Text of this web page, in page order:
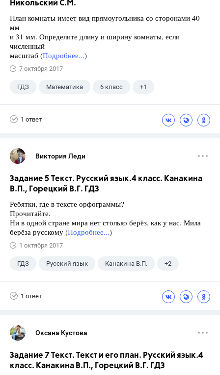
Никольский С.М.
План комнаты имеет вид прямоугольника со сторонами 40
мм
и 31 мм. Определите длину и ширину комнаты, если
численный
масштаб (Подробнее...)
7 октября 2017
ГДЗ Математика 6 класс +1
1 ответ
Виктория Леди
Задание 5 Текст. Русский язык.4 класс. Канакина
В.П., Горецкий В.Г. ГДЗ
Ребятки, где в тексте орфограммы?
Прочитайте.
Ни в одной стране мира нет столько берёз, как у нас. Мила
берёза русскому (Подробнее...)
1 октября 2017
ГДЗ Русский язык Канакина В.П. +2
1 ответ
Оксана Кустова
Задание 7 Текст. Текст и его план. Русский язык.4
класс. Канакина В.П., Горецкий В.Г. ГДЗ